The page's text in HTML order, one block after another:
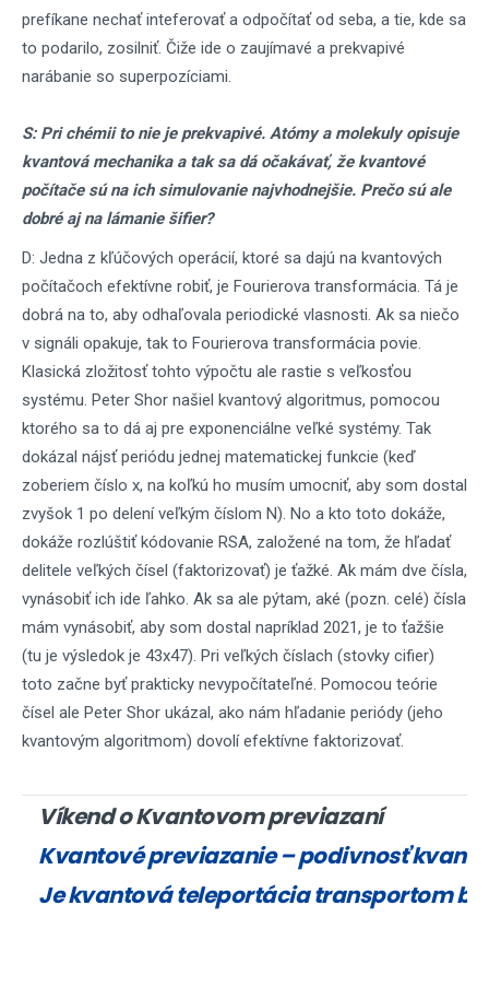
prefíkane nechať inteferovať a odpočítať od seba, a tie, kde sa
to podarilo, zosilniť. Čiže ide o zaujímavé a prekvapivé
narábanie so superpozíciami.
S: Pri chémii to nie je prekvapivé. Atómy a molekuly opisuje
kvantová mechanika a tak sa dá očakávať, že kvantové
počítače sú na ich simulovanie najvhodnejšie. Prečo sú ale
dobré aj na lámanie šifier?
D: Jedna z kľúčových operácií, ktoré sa dajú na kvantových
počítačoch efektívne robiť, je Fourierova transformácia. Tá je
dobrá na to, aby odhaľovala periodické vlasnosti. Ak sa niečo
v signáli opakuje, tak to Fourierova transformácia povie.
Klasická zložitosť tohto výpočtu ale rastie s veľkosťou
systému. Peter Shor našiel kvantový algoritmus, pomocou
ktorého sa to dá aj pre exponenciálne veľké systémy. Tak
dokázal nájsť periódu jednej matematickej funkcie (keď
zoberiem číslo x, na koľkú ho musím umocniť, aby som dostal
zvyšok 1 po delení veľkým číslom N). No a kto toto dokáže,
dokáže rozlúštiť kódovanie RSA, založené na tom, že hľadať
delitele veľkých čísel (faktorizovať) je ťažké. Ak mám dve čísla,
vynásobiť ich ide ľahko. Ak sa ale pýtam, aké (pozn. celé) čísla
mám vynásobiť, aby som dostal napríklad 2021, je to ťažšie
(tu je výsledok je 43x47). Pri veľkých číslach (stovky cifier)
toto začne byť prakticky nevypočítateľné. Pomocou teórie
čísel ale Peter Shor ukázal, ako nám hľadanie periódy (jeho
kvantovým algoritmom) dovolí efektívne faktorizovať.
Víkend o Kvantovom previazaní
Kvantové previazanie – podivnosť
Je kvantová teleportácia transportom